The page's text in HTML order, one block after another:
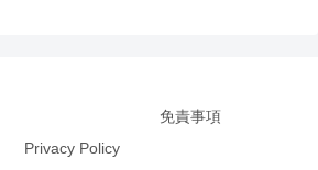
免責事項
Privacy Policy